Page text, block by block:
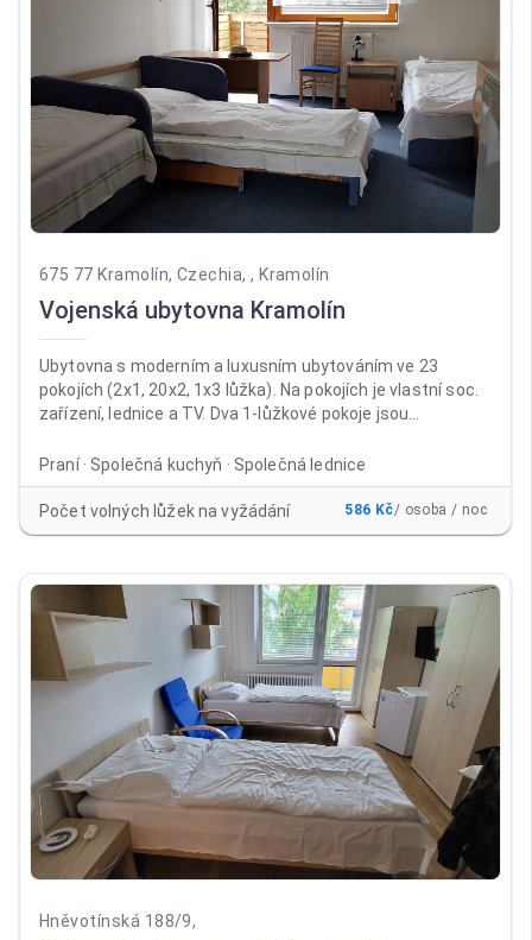
675 77 Kramolín, Czechia, , Kramolín
Vojenská ubytovna Kramolín
Ubytovna s moderním a luxusním ubytováním ve 23
pokojích (2x1, 20x2, 1x3 lůžka). Na pokojích je vlastní soc.
zařízení, lednice a TV. Dva 1-lůžkové pokoje jsou
oslavy, školení i dovolené. V ubytovně je non-stop recepce,
úschovna kol, prádelna, společná kuchyň, společenské
místnosti (kulečník, LCD TV). Venkovní altán vhodný na
grilování a zahradní párty. Ubytovna je v provozu po celý rok.
Praní · Společná kuchyň · Společná lednice
Počet volných lůžek na vyžádání 586 Kč/ osoba / noc
Hněvotínská 188/9,